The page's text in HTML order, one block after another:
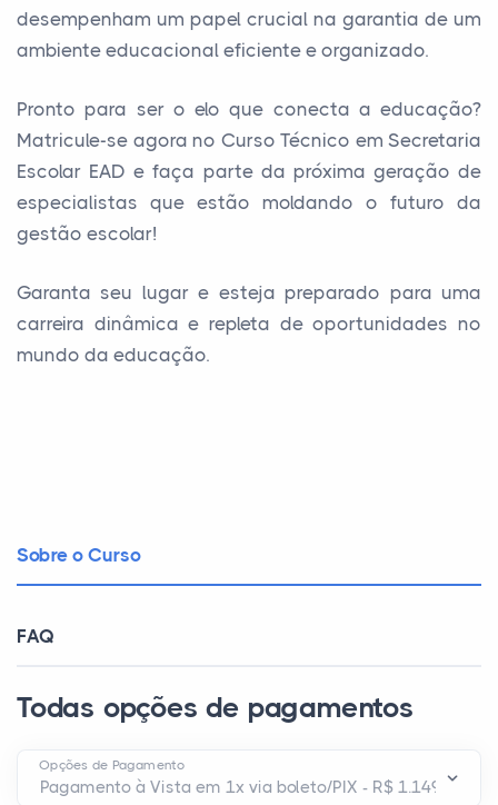
desempenham um papel crucial na garantia de um
ambiente educacional eficiente e organizado.
Pronto para ser o elo que conecta a educação?
Matricule-se agora no Curso Técnico em Secretaria
Escolar EAD e faça parte da próxima geração de
especialistas que estão moldando o futuro da
gestão escolar!
Garanta seu lugar e esteja preparado para uma
carreira dinâmica e repleta de oportunidades no
mundo da educação.
Sobre o Curso
FAQ
Todas opções de pagamentos
Opções de Pagamento